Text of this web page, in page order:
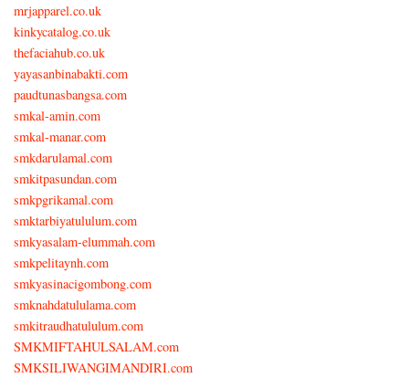
mrjapparel.co.uk
kinkycatalog.co.uk
thefaciahub.co.uk
yayasanbinabakti.com
paudtunasbangsa.com
smkal-amin.com
smkal-manar.com
smkdarulamal.com
smkitpasundan.com
smkpgrikamal.com
smktarbiyatululum.com
smkyasalam-elummah.com
smkpelitaynh.com
smkyasinacigombong.com
smknahdatululama.com
smkitraudhatululum.com
SMKMIFTAHULSALAM.com
SMKSILIWANGIMANDIRI.com